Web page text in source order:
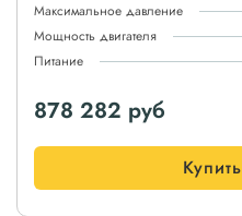
Максимальное давление
Мощность двигателя
Питание
878 282 руб
Купить